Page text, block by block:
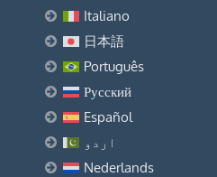
Italiano
日本語
Português
Русский
Español
اردو
Nederlands